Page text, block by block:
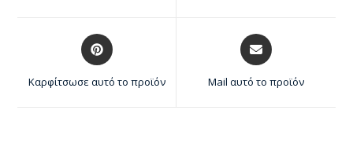
Καρφίτσωσε αυτό το προϊόν Mail αυτό το προϊόν